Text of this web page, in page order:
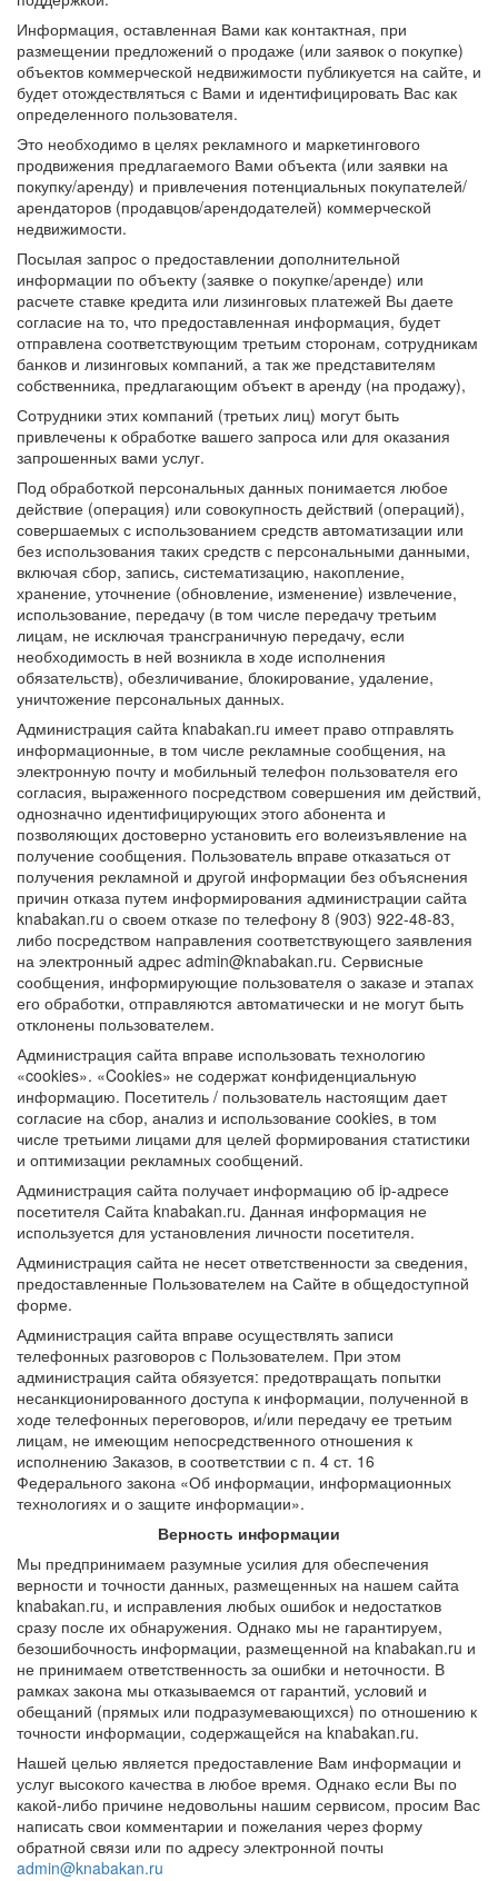
Информация, оставленная Вами как контактная, при
размещении предложений о продаже (или заявок о покупке)
объектов коммерческой недвижимости публикуется на сайте, и
будет отождествляться с Вами и идентифицировать Вас как
определенного пользователя.
Это необходимо в целях рекламного и маркетингового
продвижения предлагаемого Вами объекта (или заявки на
покупку/аренду) и привлечения потенциальных покупателей/
арендаторов (продавцов/арендодателей) коммерческой
недвижимости.
Посылая запрос о предоставлении дополнительной
информации по объекту (заявке о покупке/аренде) или
расчете ставке кредита или лизинговых платежей Вы даете
согласие на то, что предоставленная информация, будет
отправлена соответствующим третьим сторонам, сотрудникам
банков и лизинговых компаний, а так же представителям
собственника, предлагающим объект в аренду (на продажу),
Сотрудники этих компаний (третьих лиц) могут быть
привлечены к обработке вашего запроса или для оказания
запрошенных вами услуг.
Под обработкой персональных данных понимается любое
действие (операция) или совокупность действий (операций),
совершаемых с использованием средств автоматизации или
без использования таких средств с персональными данными,
включая сбор, запись, систематизацию, накопление,
хранение, уточнение (обновление, изменение) извлечение,
использование, передачу (в том числе передачу третьим
лицам, не исключая трансграничную передачу, если
необходимость в ней возникла в ходе исполнения
обязательств), обезличивание, блокирование, удаление,
уничтожение персональных данных.
Администрация сайта knabakan.ru имеет право отправлять
информационные, в том числе рекламные сообщения, на
электронную почту и мобильный телефон пользователя его
согласия, выраженного посредством совершения им действий,
однозначно идентифицирующих этого абонента и
позволяющих достоверно установить его волеизъявление на
получение сообщения. Пользователь вправе отказаться от
получения рекламной и другой информации без объяснения
причин отказа путем информирования администрации сайта
knabakan.ru о своем отказе по телефону 8 (903) 922-48-83,
либо посредством направления соответствующего заявления
на электронный адрес admin@knabakan.ru. Сервисные
сообщения, информирующие пользователя о заказе и этапах
его обработки, отправляются автоматически и не могут быть
отклонены пользователем.
Администрация сайта вправе использовать технологию
«cookies». «Cookies» не содержат конфиденциальную
информацию. Посетитель / пользователь настоящим дает
согласие на сбор, анализ и использование cookies, в том
числе третьими лицами для целей формирования статистики
и оптимизации рекламных сообщений.
Администрация сайта получает информацию об ip-адресе
посетителя Сайта knabakan.ru. Данная информация не
используется для установления личности посетителя.
Администрация сайта не несет ответственности за сведения,
предоставленные Пользователем на Сайте в общедоступной
форме.
Администрация сайта вправе осуществлять записи
телефонных разговоров с Пользователем. При этом
администрация сайта обязуется: предотвращать попытки
несанкционированного доступа к информации, полученной в
ходе телефонных переговоров, и/или передачу ее третьим
лицам, не имеющим непосредственного отношения к
исполнению Заказов, в соответствии с п. 4 ст. 16
Федерального закона «Об информации, информационных
технологиях и о защите информации».
Верность информации
Мы предпринимаем разумные усилия для обеспечения
верности и точности данных, размещенных на нашем сайта
knabakan.ru, и исправления любых ошибок и недостатков
сразу после их обнаружения. Однако мы не гарантируем,
безошибочность информации, размещенной на knabakan.ru и
не принимаем ответственность за ошибки и неточности. В
рамках закона мы отказываемся от гарантий, условий и
обещаний (прямых или подразумевающихся) по отношению к
точности информации, содержащейся на knabakan.ru.
Нашей целью является предоставление Вам информации и
услуг высокого качества в любое время. Однако если Вы по
какой-либо причине недовольны нашим сервисом, просим Вас
написать свои комментарии и пожелания через форму
обратной связи или по адресу электронной почты
admin@knabakan.ru